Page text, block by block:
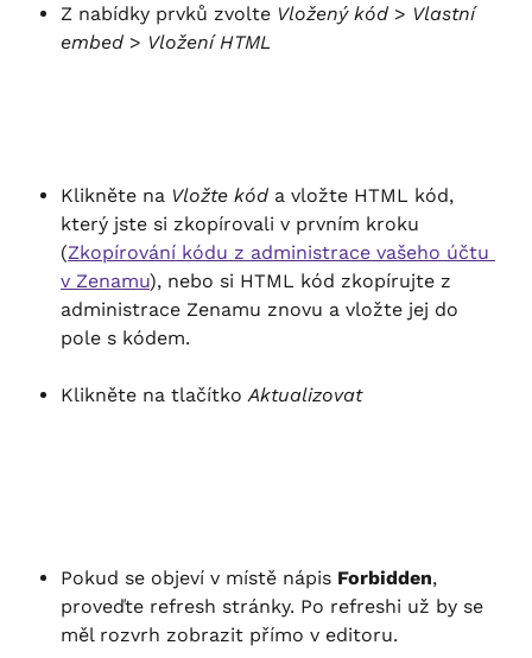
Z nabídky prvků zvolte Vložený kód > Vlastní
embed > Vložení HTML
Klikněte na Vložte kód a vložte HTML kód,
který jste si zkopírovali v prvním kroku
(Zkopírování kódu z administrace vašeho účtu
v Zenamu), nebo si HTML kód zkopírujte z
administrace Zenamu znovu a vložte jej do
pole s kódem.
Klikněte na tlačítko Aktualizovat
Pokud se objeví v místě nápis Forbidden,
proveďte refresh stránky. Po refreshi už by se
měl rozvrh zobrazit přímo v editoru.